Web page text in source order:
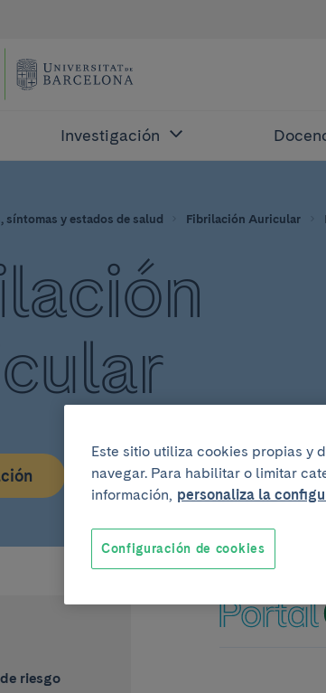
Investigación
síntomas y estados de salud Fibrilación Auricular
riesgo
Este sitio utiliza cookies propias y
navegar. Para habilitar o limitar
información, personaliza la
Configuración de cookies